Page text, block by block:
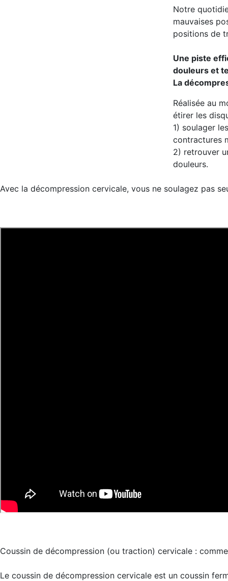
Notre
mauvaises
positions de
Une piste
douleurs et
La
Réalisée au
étirer les
1) soulager
contractures
2) retrouver
douleurs.
Avec la décompression cervicale, vous ne soulagez pas
Coussin de décompression (ou traction) cervicale :
Le coussin de décompression cervicale est un coussin